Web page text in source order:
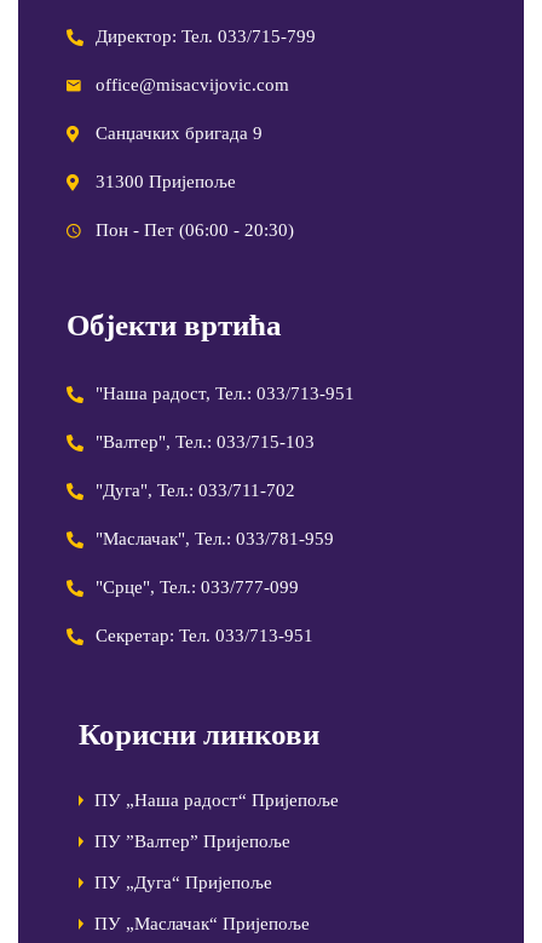
Директор: Тел. 033/715-799
office@misacvijovic.com
Санџачких бригада 9
31300 Пријепоље
Пон - Пет (06:00 - 20:30)
Објекти вртића
"Наша радост, Тел.: 033/713-951
"Валтер", Тел.: 033/715-103
"Дуга", Тел.: 033/711-702
"Маслачак", Тел.: 033/781-959
"Срце", Тел.: 033/777-099
Секретар: Тел. 033/713-951
Корисни линкови
ПУ „Наша радост“ Пријепоље
ПУ ”Валтер” Пријепоље
ПУ „Дуга“ Пријепоље
ПУ „Маслачак“ Пријепоље